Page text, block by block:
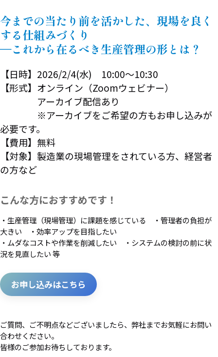
今までの当たり前を活かした、現場を良く
する仕組みづくり
―これから在るべき生産管理の形とは？
【日時】2026/2/4(水) 10:00～10:30
【形式】オンライン（Zoomウェビナー）
アーカイブ配信あり
※アーカイブをご希望の方もお申し込みが
必要です。
【費用】無料
【対象】製造業の現場管理をされている方、経営者
の方など
こんな方におすすめです！
・生産管理（現場管理）に課題を感じている ・管理者の負担が
大きい ・効率アップを目指したい
・ムダなコストや作業を削減したい ・システムの検討の前に状
況を見直したい 等
お申し込みはこちら
ご質問、ご不明点などございましたら、弊社までお気軽にお問い
合わせください。
皆様のご参加お待ちしております。